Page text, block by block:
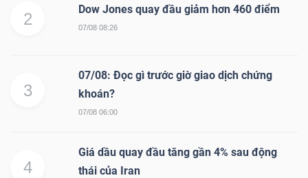
2
Dow Jones quay đầu giảm hơn 460 điểm
07/08 08:26
3
07/08: Đọc gì trước giờ giao dịch chứng
khoán?
07/08 06:00
4
Giá dầu quay đầu tăng gần 4% sau động
thái của Iran